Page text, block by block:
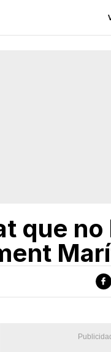
que no